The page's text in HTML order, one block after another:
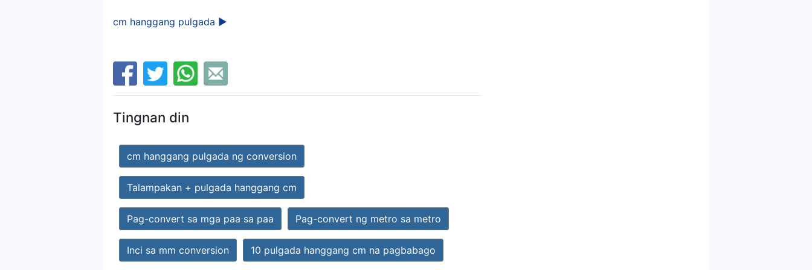
cm hanggang pulgada ►
Tingnan din
cm hanggang pulgada ng conversion
Talampakan + pulgada hanggang cm
Pag-convert sa mga paa sa paa Pag-convert ng metro sa metro
Inci sa mm conversion 10 pulgada hanggang cm na pagbabago